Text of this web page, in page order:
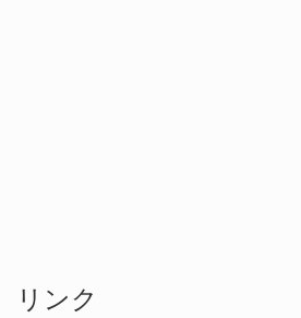
リンク